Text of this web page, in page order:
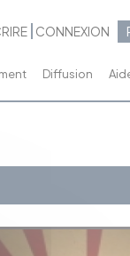
CONNEXION
Diffusion